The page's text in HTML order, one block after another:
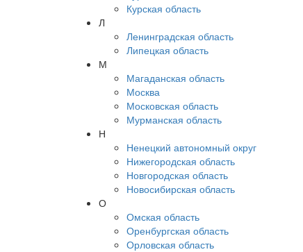
Курская область
Л
Ленинградская область
Липецкая область
М
Магаданская область
Москва
Московская область
Мурманская область
Н
Ненецкий автономный округ
Нижегородская область
Новгородская область
Новосибирская область
О
Омская область
Оренбургская область
Орловская область